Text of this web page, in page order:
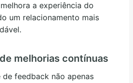
a experiência do
um relacionamento mais
melhorias contínuas
feedback não apenas